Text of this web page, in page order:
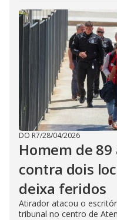
DO R7/28/04/2026
Homem de
contra dois
deixa feridos
Atirador atacou o
tribunal no centro de